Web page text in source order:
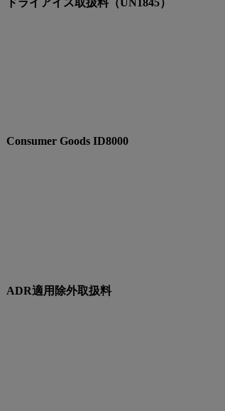
Consumer Goods ID8000
ADR適用除外取扱料